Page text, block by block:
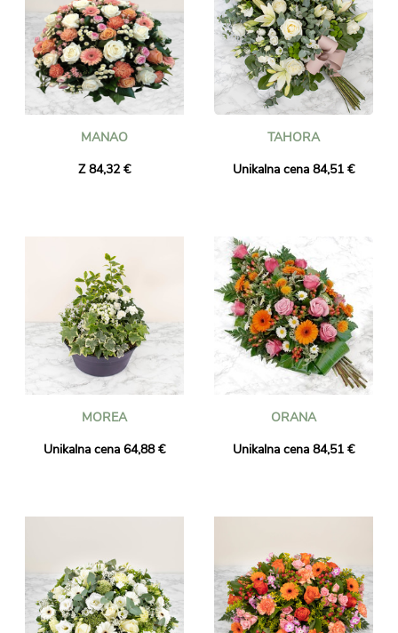
MANAO
Z 84,32 €
TAHORA
Unikalna cena 84,51 €
MOREA
Unikalna cena 64,88 €
ORANA
Unikalna cena 84,51 €